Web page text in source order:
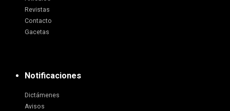
Revistas
Contacto
Gacetas
Notificaciones
Dictámenes
Avisos